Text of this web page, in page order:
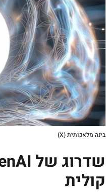
בינה מלאכותית (X)
קולית